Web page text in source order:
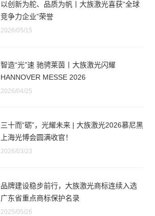
以创新为舵、品质为帆丨大族激光喜获“全球
竞争力企业”荣誉
2026/05/15
智造“光”速 驰骋莱茵丨大族激光闪耀
HANNOVER MESSE 2026
2026/04/25
三十而“砺”，光耀未来 | 大族激光2026慕尼黑
上海光博会圆满收官！
2026/03/23
品牌建设稳步前行，大族激光商标连续入选
广东省重点商标保护名录
2025/05/26